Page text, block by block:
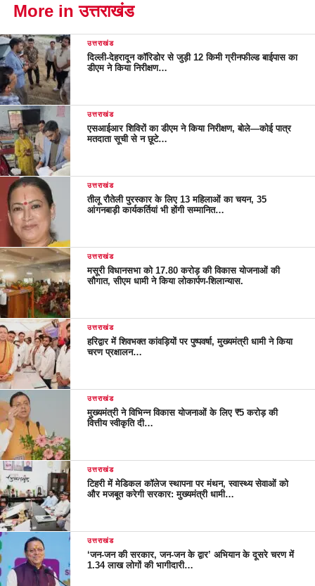
More in उत्तराखंड
उत्तराखंड
दिल्ली-देहरादून कॉरिडोर से जुड़ी 12 किमी ग्रीनफील्ड बाईपास का
डीएम ने किया निरीक्षण…
उत्तराखंड
एसआईआर शिविरों का डीएम ने किया निरीक्षण, बोले—कोई पात्र
मतदाता सूची से न छूटे…
उत्तराखंड
तीलू रौतेली पुरस्कार के लिए 13 महिलाओं का चयन, 35
आंगनबाड़ी कार्यकर्तियां भी होंगी सम्मानित…
उत्तराखंड
मसूरी विधानसभा को 17.80 करोड़ की विकास योजनाओं की
सौगात, सीएम धामी ने किया लोकार्पण-शिलान्यास.
उत्तराखंड
हरिद्वार में शिवभक्त कांवड़ियों पर पुष्पवर्षा, मुख्यमंत्री धामी ने किया
चरण प्रक्षालन…
उत्तराखंड
मुख्यमंत्री ने विभिन्न विकास योजनाओं के लिए ₹5 करोड़ की
वित्तीय स्वीकृति दी…
उत्तराखंड
टिहरी में मेडिकल कॉलेज स्थापना पर मंथन, स्वास्थ्य सेवाओं को
और मजबूत करेगी सरकार: मुख्यमंत्री धामी…
उत्तराखंड
‘जन-जन की सरकार, जन-जन के द्वार’ अभियान के दूसरे चरण में
1.34 लाख लोगों की भागीदारी…